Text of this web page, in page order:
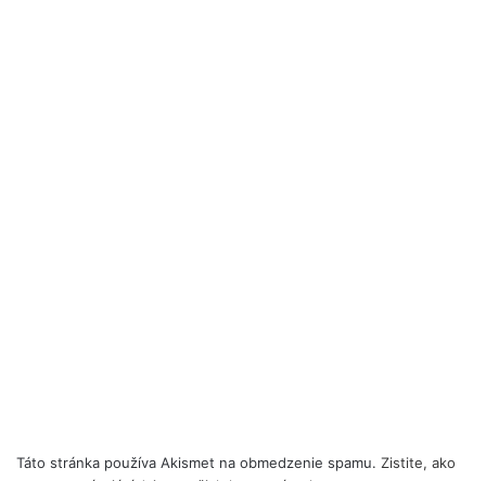
Táto stránka používa Akismet na obmedzenie spamu. Zistite, ako